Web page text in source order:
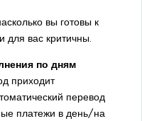
вы готовы к
для вас критичны.
по дням
приходит
перевод
платежи в день/на